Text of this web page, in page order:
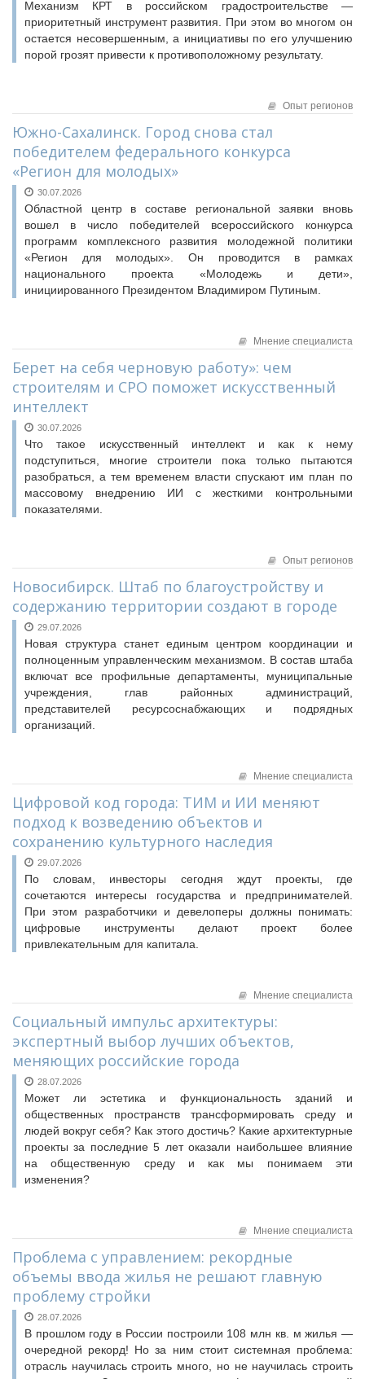
Механизм КРТ в российском градостроительстве —
приоритетный инструмент развития. При этом во многом он
остается несовершенным, а инициативы по его улучшению
порой грозят привести к противоположному результату.
Опыт регионов
Южно-Сахалинск. Город снова стал
победителем федерального конкурса
«Регион для молодых»
30.07.2026
Областной центр в составе региональной заявки вновь
вошел в число победителей всероссийского конкурса
программ комплексного развития молодежной политики
«Регион для молодых». Он проводится в рамках
национального проекта «Молодежь и дети»,
инициированного Президентом Владимиром Путиным.
Мнение специалиста
Берет на себя черновую работу»: чем
строителям и СРО поможет искусственный
интеллект
30.07.2026
Что такое искусственный интеллект и как к нему
подступиться, многие строители пока только пытаются
разобраться, а тем временем власти спускают им план по
массовому внедрению ИИ с жесткими контрольными
показателями.
Опыт регионов
Новосибирск. Штаб по благоустройству и
содержанию территории создают в городе
29.07.2026
Новая структура станет единым центром координации и
полноценным управленческим механизмом. В состав штаба
включат все профильные департаменты, муниципальные
учреждения, глав районных администраций,
представителей ресурсоснабжающих и подрядных
организаций.
Мнение специалиста
Цифровой код города: ТИМ и ИИ меняют
подход к возведению объектов и
сохранению культурного наследия
29.07.2026
По словам, инвесторы сегодня ждут проекты, где
сочетаются интересы государства и предпринимателей.
При этом разработчики и девелоперы должны понимать:
цифровые инструменты делают проект более
привлекательным для капитала.
Мнение специалиста
Социальный импульс архитектуры:
экспертный выбор лучших объектов,
меняющих российские города
28.07.2026
Может ли эстетика и функциональность зданий и
общественных пространств трансформировать среду и
людей вокруг себя? Как этого достичь? Какие архитектурные
проекты за последние 5 лет оказали наибольшее влияние
на общественную среду и как мы понимаем эти
изменения?
Мнение специалиста
Проблема с управлением: рекордные
объемы ввода жилья не решают главную
проблему стройки
28.07.2026
В прошлом году в России построили 108 млн кв. м жилья —
очередной рекорд! Но за ним стоит системная проблема:
отрасль научилась строить много, но не научилась строить